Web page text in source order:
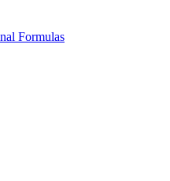
Formulas